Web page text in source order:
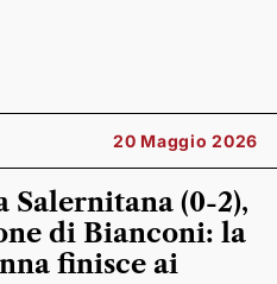
20 Maggio 2026
Salernitana (0-2),
di Bianconi: la
finisce ai